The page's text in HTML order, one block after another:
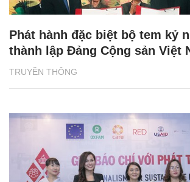
TRUYỀN THÔNG
Phát hành đặc biệt bộ tem kỷ
thành lập Đảng Cộng sản Việt